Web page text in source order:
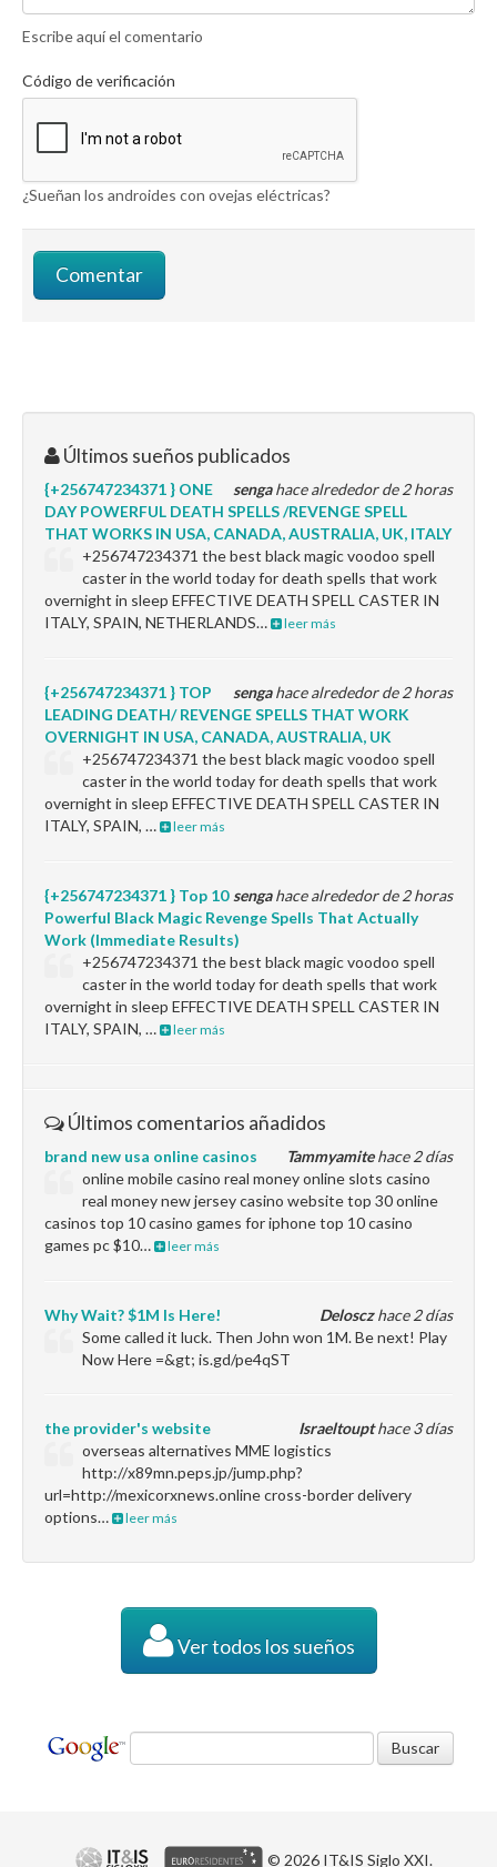
Escribe aquí el comentario
Código de verificación
¿Sueñan los androides con ovejas eléctricas?
Últimos sueños publicados
sengahace alrededor de 2 horas
{+256747234371 } ONE
DAY POWERFUL DEATH SPELLS /REVENGE SPELL
THAT WORKS IN USA, CANADA, AUSTRALIA, UK, ITALY
+256747234371 the best black magic voodoo spell
caster in the world today for death spells that work
overnight in sleep EFFECTIVE DEATH SPELL CASTER IN
ITALY, SPAIN, NETHERLANDS…
leer más
sengahace alrededor de 2 horas
{+256747234371 } TOP
LEADING DEATH/ REVENGE SPELLS THAT WORK
OVERNIGHT IN USA, CANADA, AUSTRALIA, UK
+256747234371 the best black magic voodoo spell
caster in the world today for death spells that work
overnight in sleep EFFECTIVE DEATH SPELL CASTER IN
ITALY, SPAIN, …
leer más
sengahace alrededor de 2 horas
{+256747234371 } Top 10
Powerful Black Magic Revenge Spells That Actually
Work (Immediate Results)
+256747234371 the best black magic voodoo spell
caster in the world today for death spells that work
overnight in sleep EFFECTIVE DEATH SPELL CASTER IN
ITALY, SPAIN, …
leer más
Últimos comentarios añadidos
Tammyamitehace 2 días
brand new usa online casinos
online mobile casino real money online slots casino
real money new jersey casino website top 30 online
casinos top 10 casino games for iphone top 10 casino
games pc $10…
leer más
Delosczhace 2 días
Why Wait? $1M Is Here!
Some called it luck. Then John won 1M. Be next! Play
Now Here =&gt; is.gd/pe4qST
Israeltoupthace 3 días
the provider's website
overseas alternatives MME logistics
http://x89mn.peps.jp/jump.php?
url=http://mexicorxnews.online cross-border delivery
options…
leer más
Ver todos los sueños
© 2026 IT&IS Siglo XXI.